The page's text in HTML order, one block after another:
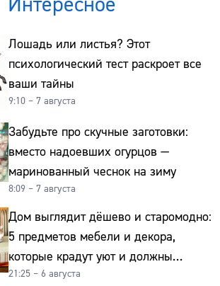
Лошадь или листья? Этот
психологический тест раскроет все
ваши тайны
9:10 – 7 августа
Забудьте про скучные заготовки:
вместо надоевших огурцов —
маринованный чеснок на зиму
8:09 – 7 августа
Дом выглядит дёшево и старомодно:
5 предметов мебели и декора,
которые крадут уют и должны
отправиться на свалку прямо сейчас
21:25 – 6 августа